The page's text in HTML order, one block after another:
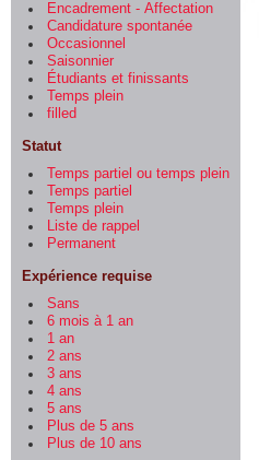
Encadrement - Affectation
Candidature spontanée
Occasionnel
Saisonnier
Étudiants et finissants
Temps plein
filled
Statut
Temps partiel ou temps plein
Temps partiel
Temps plein
Liste de rappel
Permanent
Expérience requise
Sans
6 mois à 1 an
1 an
2 ans
3 ans
4 ans
5 ans
Plus de 5 ans
Plus de 10 ans